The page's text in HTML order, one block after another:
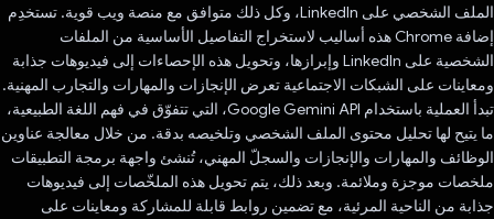
الملف الشخصي على LinkedIn، وكل ذلك متوافق مع منصة ويب قوية. تستخدِم
إضافة Chrome هذه أساليب لاستخراج التفاصيل الأساسية من الملفات
الشخصية على LinkedIn وإبرازها، وتحويل هذه الإحصاءات إلى فيديوهات جذابة
ومعاينات على الشبكات الاجتماعية تعرض الإنجازات والمهارات والتجارب المهنية.
تبدأ العملية باستخدام Google Gemini API، التي تتفوّق في فهم اللغة الطبيعية،
ما يتيح لها تحليل محتوى الملف الشخصي وتلخيصه بدقة. من خلال معالجة عناوين
الوظائف والمهارات والإنجازات والسجلّ المهني، تُنشئ واجهة برمجة التطبيقات
ملخصات موجزة وملائمة. وبعد ذلك، يتم تحويل هذه الملخّصات إلى فيديوهات
جذابة من الناحية المرئية، مع تضمين روابط قابلة للمشاركة ومعاينات على